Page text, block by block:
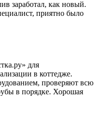
заработал, как новый.
приятно было
для
в коттедже.
проверяют всю
в порядке. Хорошая